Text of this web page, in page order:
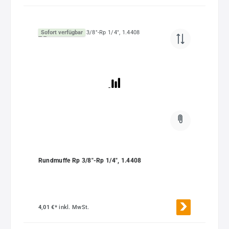
Sofort verfügbar
Rundmuffe Rp 3/8"-Rp 1/4", 1.4408
4,01 €*inkl. MwSt.